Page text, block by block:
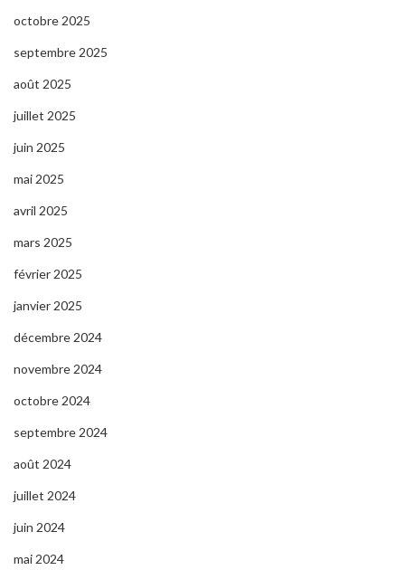
octobre 2025
septembre 2025
août 2025
juillet 2025
juin 2025
mai 2025
avril 2025
mars 2025
février 2025
janvier 2025
décembre 2024
novembre 2024
octobre 2024
septembre 2024
août 2024
juillet 2024
juin 2024
mai 2024